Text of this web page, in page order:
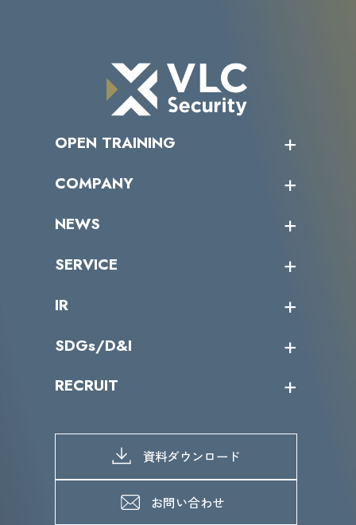
OPEN TRAINING
受講者の声
COMPANY
トップメッセージ
ミッション／ビジョン
パートナー企業一覧
NEWS
サイバーニュース
SERVICE
カテゴリー別サービス一覧
IR
IRカレンダー
IRライブラリー
よくあるご質問
SDGs/D&I
当グループのマテリアリティ
SDGs推進体制
D&Iの取り組み
RECRUIT
募集職種一覧
メッセージ
メンバーインタビュー
資料ダウンロード
お問い合わせ